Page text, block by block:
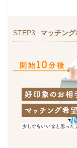
STEP3 マッチン